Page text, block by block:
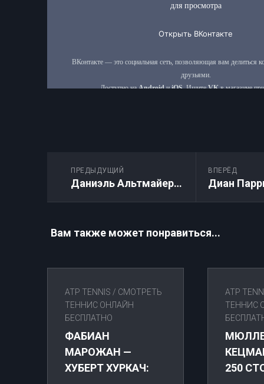
ВПЕРЁД
ПРЕДЫДУЩИЙ
Даниэль Альтмайер — Бен Шелтон: Прямая трансляция 19.05.2026
Вам также может понравиться...
ATP TENNIS / СМОТРЕТЬ
ТЕННИС ОНЛАЙН
БЕСПЛАТНО
ФАБИАН
МАРОЖАН —
ХУБЕРТ ХУРКАЧ:
ATP
ТЕННИС
250